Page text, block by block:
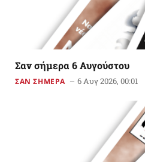
Σαν σήμερα 6 Αυγούστου
ΣΑΝ ΣΗΜΕΡΑ 6 Αυγ 2026, 00:01